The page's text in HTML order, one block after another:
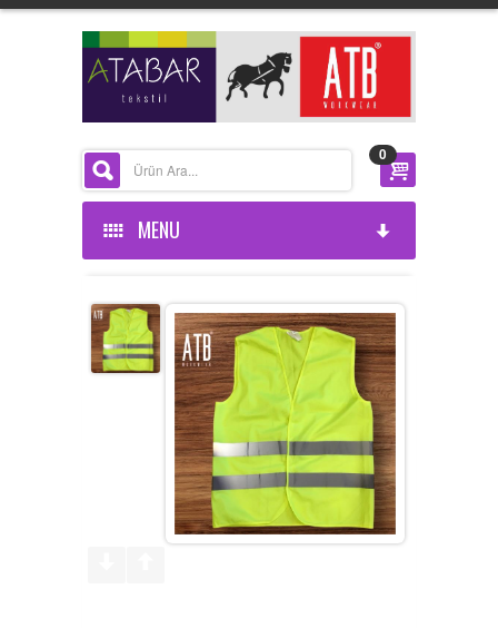
0
MENU
KURUMSAL
HAKKIMIZDA
BELGELERIMIZ
ÜRÜNLERİMİZ
REFERANSLAR